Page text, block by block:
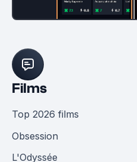
Films
Top 2026 films
Obsession
L'Odyssée